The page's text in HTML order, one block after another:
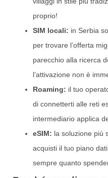
proprio!
SIM locali: in Serbia
per trovare l’offerta
parecchio alla ricerca
l’attivazione non è
Roaming: il tuo
di connetterti alle reti
intermediario applica
eSIM: la soluzione più
acquisti il tuo piano
sempre quanto